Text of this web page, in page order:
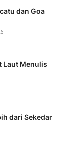
dan Goa
Laut Menulis
dari Sekedar